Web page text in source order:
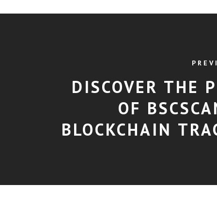
DISCOVER THE
OF
BLOCKCHAIN